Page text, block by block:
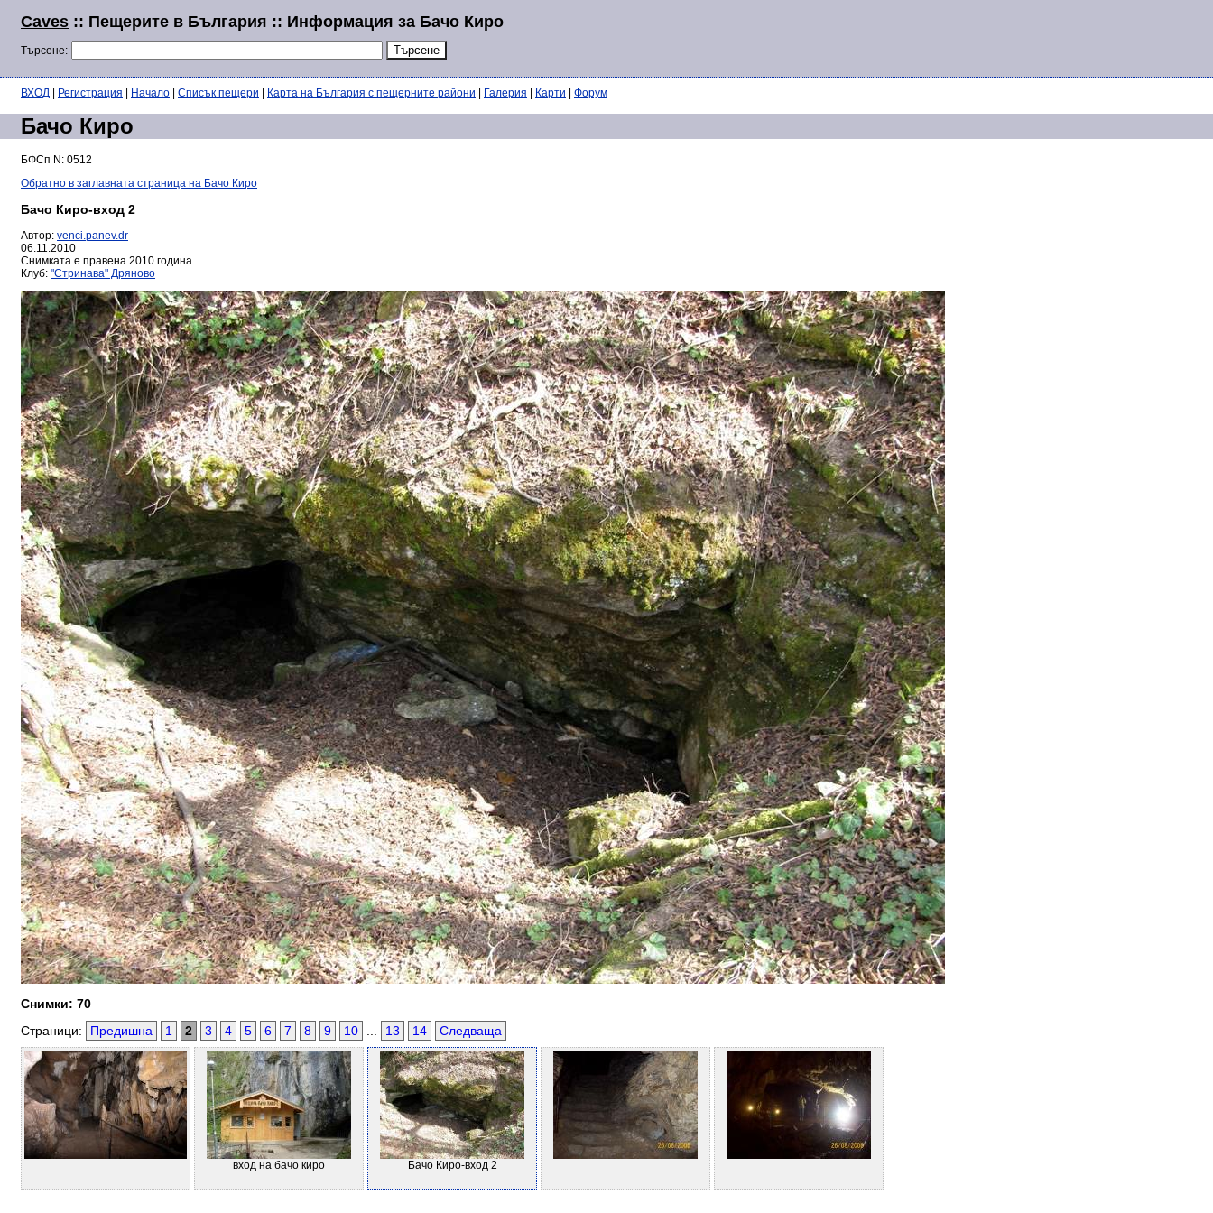
Caves :: Пещерите в България :: Информация за Бачо Киро
Търсене:
ВХОД Регистрация Начало Списък пещери Карта на България с пещерните райони Галерия Карти Форум
Бачо Киро
БФСп N: 0512
Обратно в заглавната страница на Бачо Киро
Бачо Киро-вход 2
Автор: venci.panev.dr
06.11.2010
Снимката е правена 2010 година.
Клуб: "Стринава" Дряново
Снимки: 70
Страници:
Предишна 1 2 3 4 5 6 7 8 9 10 13 14 Следваща
вход на бачо киро Бачо Киро-вход 2